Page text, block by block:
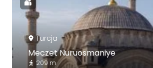
Turcja
Meczet Nuruosmaniye
209 m